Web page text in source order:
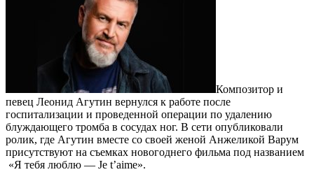
Композитор и
певец Леонид Агутин вернулся к работе после
госпитализации и проведенной операции по удалению
блуждающего тромба в сосудах ног. В сети опубликовали
ролик, где Агутин вместе со своей женой Анжеликой Варум
присутствуют на съемках новогоднего фильма под названием
«Я тебя люблю — Je t’aime».